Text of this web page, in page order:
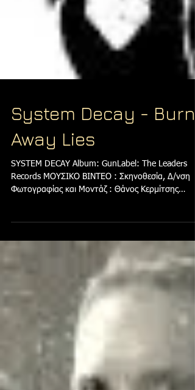
System Decay - Burn
Away Lies
Φωτογραφίας και Μοντάζ : Θάνος Κερμίτσης